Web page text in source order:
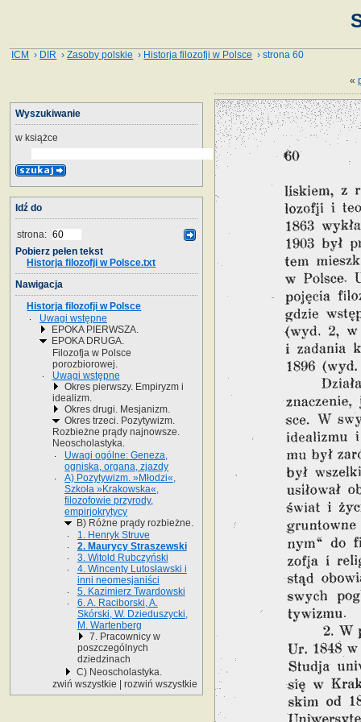
ICM › DIR ›Zasoby polskie › Historja filozofji w Polsce › strona 60
«
Wyszukiwanie
w książce
Idź do
strona:
Pobierz pełen tekst
Historja filozofji w Polsce.txt
Nawigacja
Historja filozofji w Polsce
Uwagi wstępne
EPOKA PIERWSZA.
EPOKA DRUGA.
Filozofja w Polsce
porozbiorowej.
Uwagi wstępne
Okres pierwszy. Empiryzm i
idealizm.
Okres drugi. Mesjanizm.
Okres trzeci. Pozytywizm.
Rozbieżne prądy najnowsze.
Neoscholastyka.
Uwagi ogólne: Geneza,
ogniska, organa, zjazdy
A) Pozytywizm. »Młodzi«,
Szkoła »Krakowska«,
filozofowie przyrody,
empirjokrytycy
B) Różne prądy rozbieżne.
1. Henryk Struve
2. Maurycy Straszewski
3. Witold Rubczyński
4. Wincenty Lutosławski i
inni neomesjaniści
5. Kazimierz Twardowski
6. A. Raciborski, A.
Skórski, W. Dzieduszycki,
M. Wartenberg
7. Pracownicy w
poszczególnych
dziedzinach
C) Neoscholastyka.
zwiń wszystkie | rozwiń wszystkie